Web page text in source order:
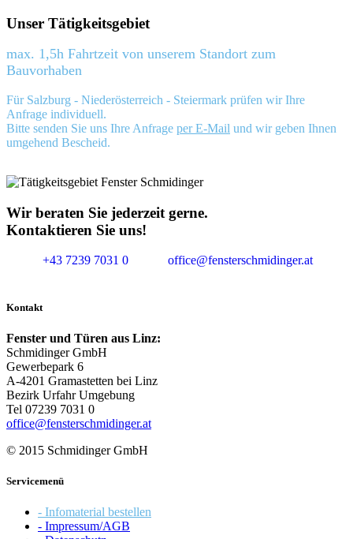
Unser Tätigkeitsgebiet
max. 1,5h Fahrtzeit von unserem Standort zum
Bauvorhaben
Für Salzburg - Niederösterreich - Steiermark prüfen wir Ihre
Anfrage individuell.
Bitte senden Sie uns Ihre Anfrage per E-Mail und wir geben Ihnen
umgehend Bescheid.
Wir beraten Sie jederzeit gerne.
Kontaktieren Sie uns!
+43 7239 7031 0 office@fensterschmidinger.at
Kontakt
Fenster und Türen aus Linz:
Schmidinger GmbH
Gewerbepark 6
A-4201 Gramastetten bei Linz
Bezirk Urfahr Umgebung
Tel 07239 7031 0
office@fensterschmidinger.at
© 2015 Schmidinger GmbH
Servicemenü
- Infomaterial bestellen
- Impressum/AGB